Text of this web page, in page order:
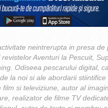
neintrerupta in presa de
Aventuri la Pescuit,
Odiseea pescarului digital,
la noi si ale abordarii
film si televiziune, autor al
realizator de filme TV